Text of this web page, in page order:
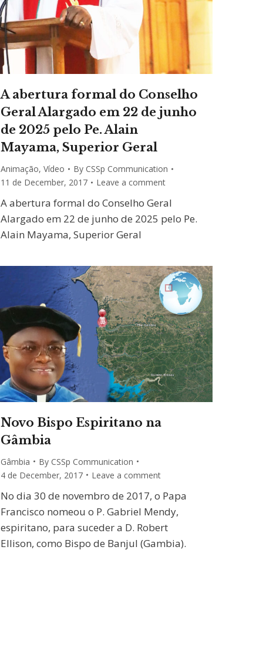
A abertura formal do Conselho
Geral Alargado em 22 de junho
de 2025 pelo Pe. Alain
Mayama, Superior Geral
Animação, Vídeo By CSSp Communication
11 de December, 2017
Leave a comment
A abertura formal do Conselho Geral
Alargado em 22 de junho de 2025 pelo Pe.
Alain Mayama, Superior Geral
Novo Bispo Espiritano na
Gâmbia
Gâmbia By CSSp Communication
4 de December, 2017
Leave a comment
No dia 30 de novembro de 2017, o Papa
Francisco nomeou o P. Gabriel Mendy,
espiritano, para suceder a D. Robert
Ellison, como Bispo de Banjul (Gambia).